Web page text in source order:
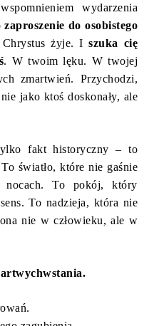
wydarzenia
zaproszenie do osobistego
żyje. Iszuka cię
. W twoim lęku. W twojej
zmartwień. Przychodzi,
jako ktoś doskonały, ale
fakt historyczny – to
światło, które nie gaśnie
nocach. To pokój, który
To nadzieja, która nie
nie w człowieku, ale w